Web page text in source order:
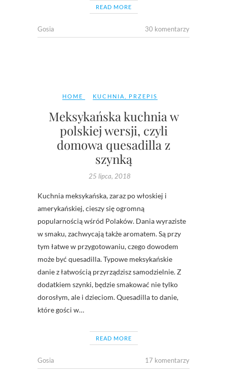
READ MORE
Gosia 30 komentarzy
HOME KUCHNIA PRZEPIS
Meksykańska kuchnia w
polskiej wersji, czyli
domowa quesadilla z
szynką
25 lipca, 2018
Kuchnia meksykańska, zaraz po włoskiej i
amerykańskiej, cieszy się ogromną
popularnością wśród Polaków. Dania wyraziste
w smaku, zachwycają także aromatem. Są przy
tym łatwe w przygotowaniu, czego dowodem
może być quesadilla. Typowe meksykańskie
danie z łatwością przyrządzisz samodzielnie. Z
dodatkiem szynki, będzie smakować nie tylko
dorosłym, ale i dzieciom. Quesadilla to danie,
które gości w…
READ MORE
Gosia 17 komentarzy